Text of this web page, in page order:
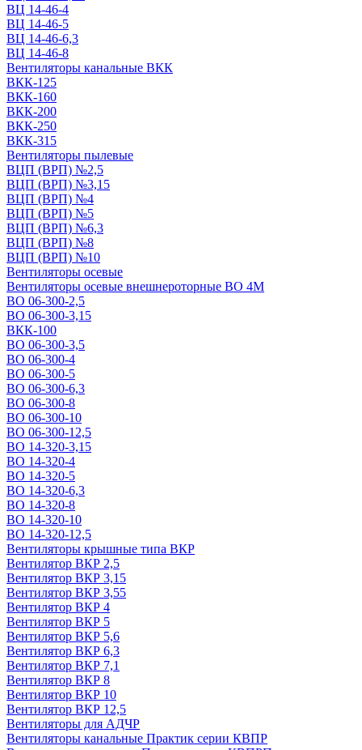
ВЦ 14-46-4
ВЦ 14-46-5
ВЦ 14-46-6,3
ВЦ 14-46-8
Вентиляторы канальные ВКК
ВКК-125
ВКК-160
ВКК-200
ВКК-250
ВКК-315
Вентиляторы пылевые
ВЦП (ВРП) №2,5
ВЦП (ВРП) №3,15
ВЦП (ВРП) №4
ВЦП (ВРП) №5
ВЦП (ВРП) №6,3
ВЦП (ВРП) №8
ВЦП (ВРП) №10
Вентиляторы осевые
Вентиляторы осевые внешнероторные ВО 4М
ВО 06-300-2,5
ВО 06-300-3,15
ВКК-100
ВО 06-300-3,5
ВО 06-300-4
ВО 06-300-5
ВО 06-300-6,3
ВО 06-300-8
ВО 06-300-10
ВО 06-300-12,5
ВО 14-320-3,15
ВО 14-320-4
ВО 14-320-5
ВО 14-320-6,3
ВО 14-320-8
ВО 14-320-10
ВО 14-320-12,5
Вентиляторы крышные типа ВКР
Вентилятор ВКР 2,5
Вентилятор ВКР 3,15
Вентилятор ВКР 3,55
Вентилятор ВКР 4
Вентилятор ВКР 5
Вентилятор ВКР 5,6
Вентилятор ВКР 6,3
Вентилятор ВКР 7,1
Вентилятор ВКР 8
Вентилятор ВКР 10
Вентилятор ВКР 12,5
Вентиляторы для АДЧР
Вентиляторы канальные Практик серии КВПР